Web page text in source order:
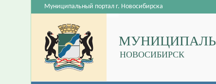
НОВОСИБИРСК
Муниципальный портал г. Новосибирска